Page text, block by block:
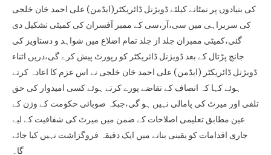
کی بنیادوں پر نمٹانے کیلئے ڈویژنل ڈائریکٹر(ایڈمن) علی احمد خان خلجی
کی سربراہی میں سی،آر،سی کے ممبر آفسران کی کمیٹی تشکیل دی
گئی،کمیٹی ممبران جلد از جلد تمام اضلاع میں شواہد و دستاویز کی
جانچ پڑتال کے بعد ڈویژنل ڈائریکٹر کو رپورٹ پیش کرے گی،دریں اثناء
ڈویژنل ڈائریکٹر (ایڈمن) علی احمد خان خلجی نے اس عزم کا اعادہ کرتے
ہوئے کہا کہ انصاف کے تقاضے پورے کرتے ہوئے کسی امیدوار کی حق
تلفی اور میرٹ کی پامالی نہیں ہو گی،جبکہ صوبائی حکومت کے وژن کے
عین مطابق تعلیمی اصلاحات کے ضمن میں میرٹ کی شفافیت کے لیے
جاری اقدامات کو یقینی بنانے میں ایک دقیقہ فروگزاشت نہیں کیا جائے
گا۔